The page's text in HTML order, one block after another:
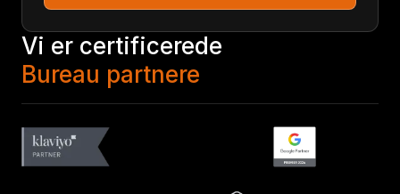
Vi er certificerede
Bureau partnere